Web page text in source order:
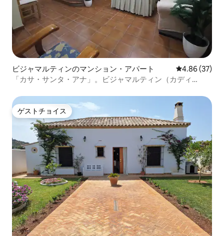
ビジャマルティンのマンション・アパート レビュー37
4.86 (37)
「カサ・サンタ・アナ」。ビジャマルティン（カディ
ゲストチョイス
ゲストチョイス